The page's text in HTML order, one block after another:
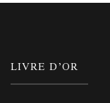
LIVRE D’OR